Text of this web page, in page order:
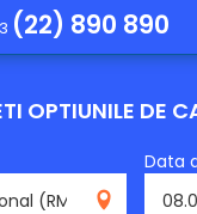
(22) 890 890
OPTIUNILE DE
RMO
Data